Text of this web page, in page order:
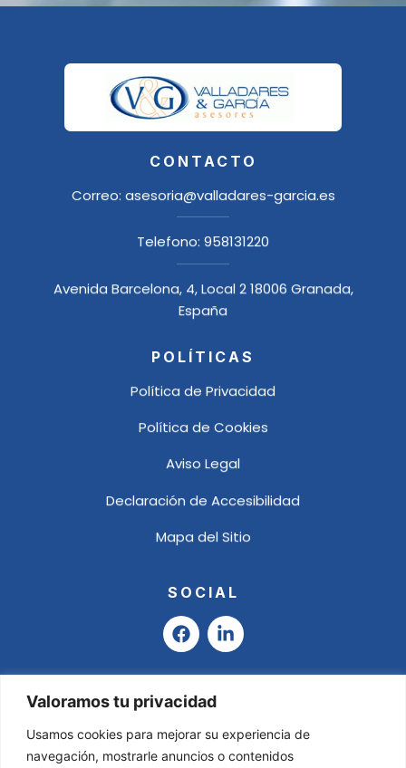
Valoramos tu privacidad
Usamos cookies para mejorar su experiencia de
navegación, mostrarle anuncios o contenidos
CONTACTO
Correo: asesoria@valladares-garcia.es
Telefono: 958131220
Avenida Barcelona, 4, Local 2 18006 Granada,
España
POLÍTICAS
Política de Privacidad
Política de Cookies
Aviso Legal
Declaración de Accesibilidad
Mapa del Sitio
SOCIAL
F
a
e
b
o
o
k
L
i
k
i
n